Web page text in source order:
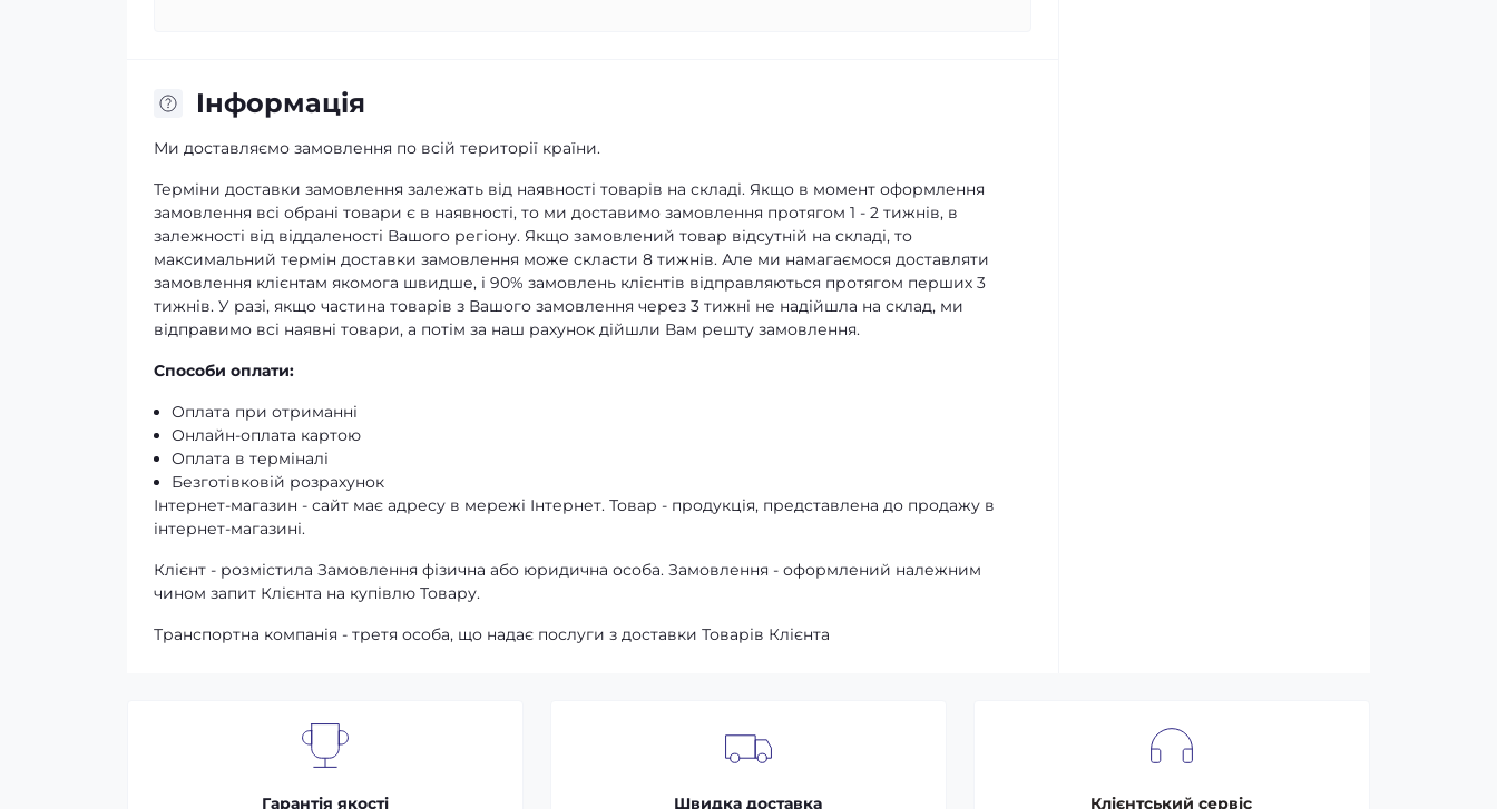
Iнформація
Ми доставляємо замовлення по всій території країни.
Терміни доставки замовлення залежать від наявності товарів на складі. Якщо в момент оформлення
замовлення всі обрані товари є в наявності, то ми доставимо замовлення протягом 1 - 2 тижнів, в
залежності від віддаленості Вашого регіону. Якщо замовлений товар відсутній на складі, то
максимальний термін доставки замовлення може скласти 8 тижнів. Але ми намагаємося доставляти
замовлення клієнтам якомога швидше, і 90% замовлень клієнтів відправляються протягом перших 3
тижнів. У разі, якщо частина товарів з Вашого замовлення через 3 тижні не надійшла на склад, ми
відправимо всі наявні товари, а потім за наш рахунок дійшли Вам решту замовлення.
Способи оплати:
Оплата при отриманні
Онлайн-оплата картою
Оплата в терміналі
Безготівковій розрахунок
Інтернет-магазин - сайт має адресу в мережі Інтернет. Товар - продукція, представлена ​​до продажу в
інтернет-магазині.
Клієнт - розмістила Замовлення фізична або юридична особа. Замовлення - оформлений належним
чином запит Клієнта на купівлю Товару.
Транспортна компанія - третя особа, що надає послуги з доставки Товарів Клієнта
Гарантія якості Швидка доставка Клієнтський сервіс